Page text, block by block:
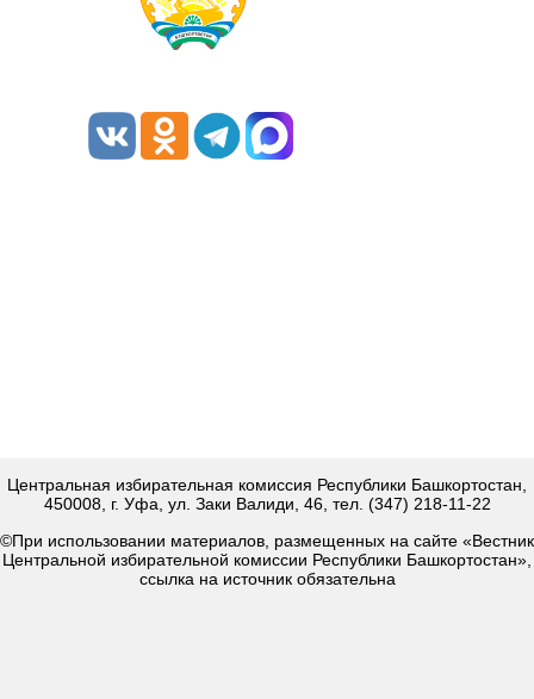
Центральная избирательная комиссия Республики Башкортостан,
450008, г. Уфа, ул. Заки Валиди, 46, тел. (347) 218-11-22
©При использовании материалов, размещенных на сайте «Вестник
Центральной избирательной комиссии Республики Башкортостан»,
ссылка на источник обязательна